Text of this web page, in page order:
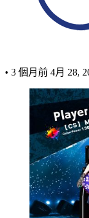
• 3 個月前 4月 28,